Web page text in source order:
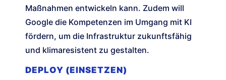
Maßnahmen entwickeln kann. Zudem will
Google die Kompetenzen im Umgang mit KI
fördern, um die Infrastruktur zukunftsfähig
und klimaresistent zu gestalten.
DEPLOY (EINSETZEN)